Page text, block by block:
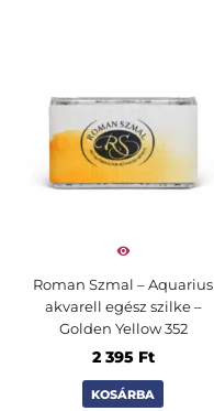
Roman Szmal – Aquarius
akvarell egész szilke –
Golden Yellow 352
2 395 Ft
KOSÁRBA